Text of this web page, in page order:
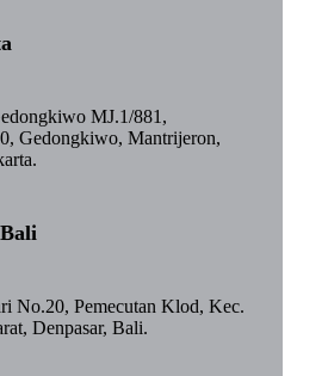
MJ.1/881,
Gedongkiwo, Mantrijeron,
No.20, Pemecutan Klod, Kec.
Denpasar, Bali.